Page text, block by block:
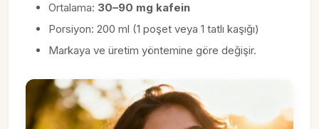
Ortalama: 30–90 mg kafein
Porsiyon: 200 ml (1 poşet veya 1 tatlı kaşığı)
Markaya ve üretim yöntemine göre değişir.